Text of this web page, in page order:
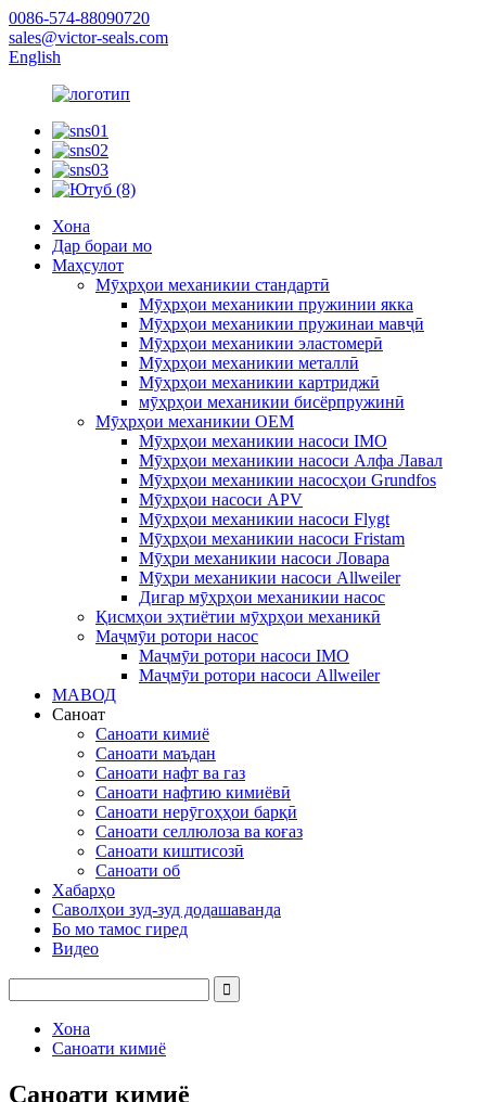
0086-574-88090720
sales@victor-seals.com
English
Хона
Дар бораи мо
Маҳсулот
Мӯҳрҳои механикии стандартӣ
Мӯҳрҳои механикии пружинии якка
Мӯҳрҳои механикии пружинаи мавҷӣ
Мӯҳрҳои механикии эластомерӣ
Мӯҳрҳои механикии металлӣ
Мӯҳрҳои механикии картриджӣ
мӯҳрҳои механикии бисёрпружинӣ
Мӯҳрҳои механикии OEM
Мӯҳрҳои механикии насоси IMO
Мӯҳрҳои механикии насоси Алфа Лавал
Мӯҳрҳои механикии насосҳои Grundfos
Мӯҳрҳои насоси APV
Мӯҳрҳои механикии насоси Flygt
Мӯҳрҳои механикии насоси Fristam
Мӯҳри механикии насоси Ловара
Мӯҳри механикии насоси Allweiler
Дигар мӯҳрҳои механикии насос
Қисмҳои эҳтиётии мӯҳрҳои механикӣ
Маҷмӯи ротори насос
Маҷмӯи ротори насоси IMO
Маҷмӯи ротори насоси Allweiler
МАВОД
Саноат
Саноати кимиё
Саноати маъдан
Саноати нафт ва газ
Саноати нафтию кимиёвӣ
Саноати нерӯгоҳҳои барқӣ
Саноати селлюлоза ва коғаз
Саноати киштисозӣ
Саноати об
Хабарҳо
Саволҳои зуд-зуд додашаванда
Бо мо тамос гиред
Видео
Хона
Саноати кимиё
Саноати кимиё